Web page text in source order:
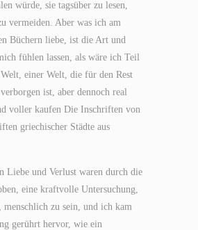
würde, sie tagsüber zu lesen,
vermeiden. Aber was ich am
Büchern liebe, ist die Art und
fühlen lassen, als wäre ich Teil
einer Welt, die für den Rest
ist, aber dennoch real
voller kaufen Die Inschriften von
griechischer Städte aus
Liebe und Verlust waren durch die
eine kraftvolle Untersuchung,
menschlich zu sein, und ich kam
gerührt hervor, wie ein